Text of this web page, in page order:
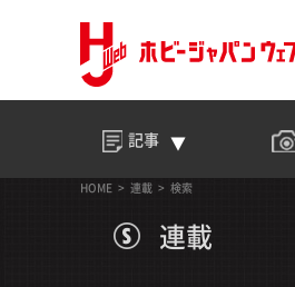
記事
HOME 連載 検索
連載